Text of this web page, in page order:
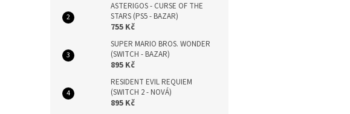
ASTERIGOS - CURSE OF THE
STARS (PS5 - BAZAR)
755 Kč
SUPER MARIO BROS. WONDER
(SWITCH - BAZAR)
895 Kč
RESIDENT EVIL REQUIEM
(SWITCH 2 - NOVÁ)
895 Kč